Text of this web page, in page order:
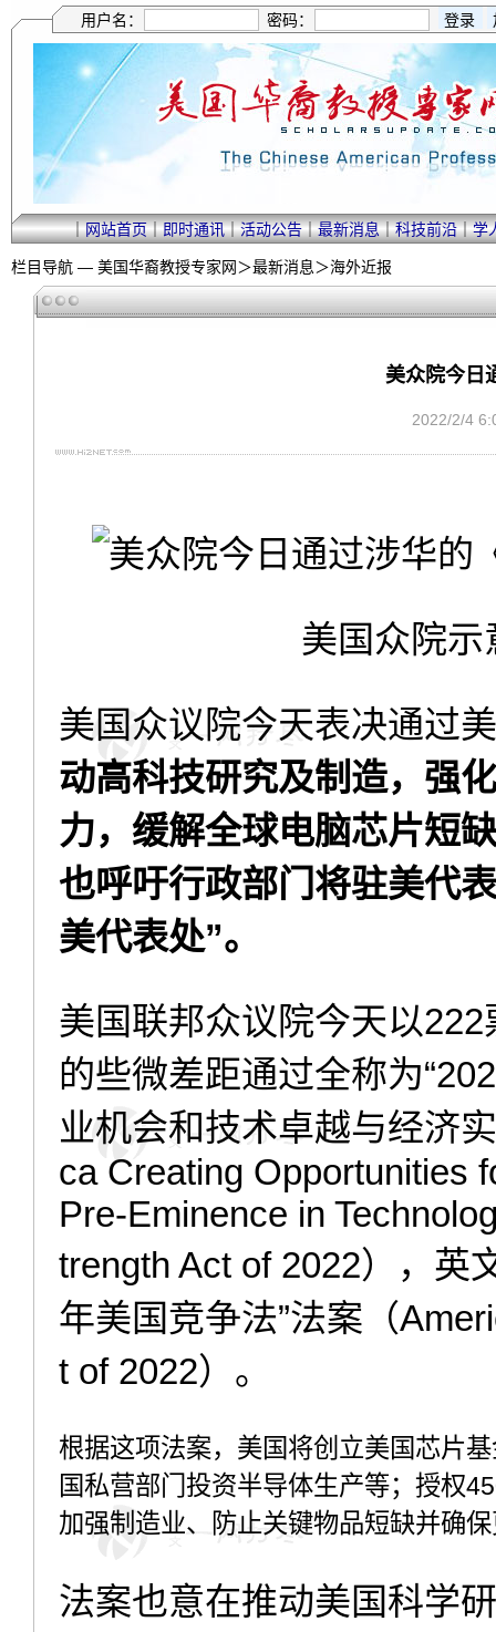
用户名： 密码：
｜网站首页｜即时通讯｜活动公告｜最新消息｜科技前沿｜学
栏目导航 — 美国华裔教授专家网＞最新消息＞海外近报
美众院今日
2022/2/4
美国众院示
美国众议院今天表决通过
动高科技研究及制造，强
力，缓解全球电脑芯片短
也呼吁行政部门将驻美代
美代表处”。
美国联邦众议院今天以
的些微差距通过全称为
业机会和技术卓越与经济
ca Creating Opportunities
Pre-Eminence in
trength Act of 2022），英
年美国竞争法”法案（
t of 2022）。
根据这项法案，美国将创立美国芯片
国私营部门投资半导体生产等；授权
加强制造业、防止关键物品短缺并确
法案也意在推动美国科学